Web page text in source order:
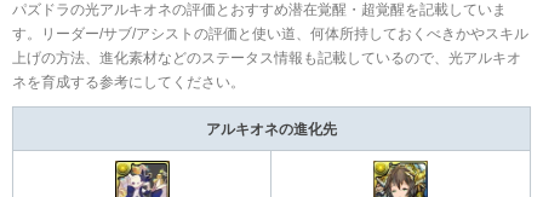
パズドラの光アルキオネの評価とおすすめ潜在覚醒・超覚醒を記載していま
す。リーダー/サブ/アシストの評価と使い道、何体所持しておくべきかやスキル
上げの方法、進化素材などのステータス情報も記載しているので、光アルキオ
ネを育成する参考にしてください。
アルキオネの進化先